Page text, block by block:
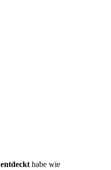
entdeckt habe wie